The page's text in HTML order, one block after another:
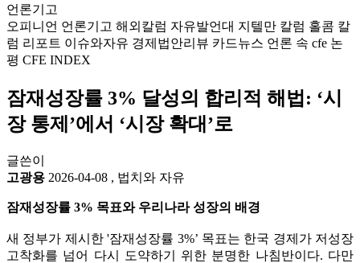
언론기고
오피니언 언론기고 해외칼럼 자유발언대 지텔만 칼럼 홀콤 칼
럼 리포트 이슈와자유 경제법안리뷰 카드뉴스 언론 속 cfe 논
평 CFE INDEX
잠재성장률 3% 달성의 합리적 해법: ‘시
장 통제’에서 ‘시장 확대’로
글쓴이
고광용 2026-04-08 , 법치와 자유
잠재성장률 3% 목표와 우리나라 성장의 배경
새 정부가 제시한 '잠재성장률 3%’ 목표는 한국 경제가 저성장
고착화를 넘어 다시 도약하기 위한 분명한 나침반이다. 다만